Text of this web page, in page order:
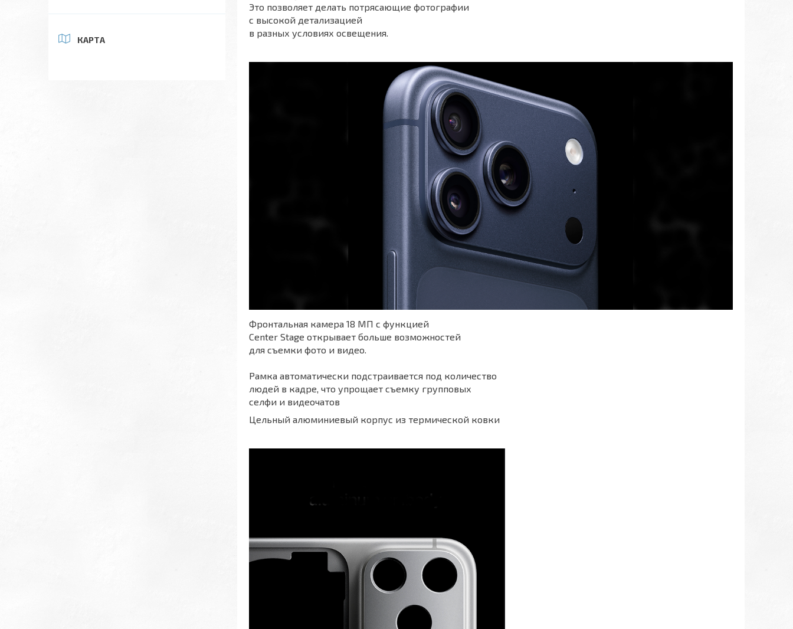
Это позволяет делать потрясающие фотографии
с высокой детализацией
в разных условиях освещения.
Фронтальная камера 18 МП с функцией
Center Stage открывает больше возможностей
для съемки фото и видео.
Рамка автоматически подстраивается под количество
людей в кадре, что упрощает съемку групповых
селфи и видеочатов
Цельный алюминиевый корпус из термической ковки
КАРТА